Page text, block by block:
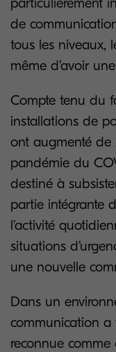
de
tous les niveaux,
même d’avoir
Compte tenu du
installations de
ont augmenté de
pandémie du
destiné à
partie intégrante
l’activité
situations
une nouvelle
Dans un
communication a
reconnue